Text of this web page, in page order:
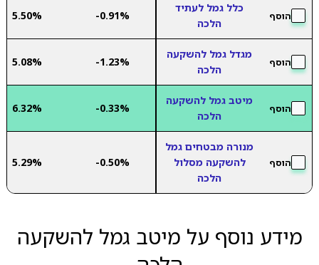
הוסף
כלל גמל לעתיד
הלכה
-0.91%
5.50%
הוסף
מגדל גמל להשקעה
הלכה
-1.23%
5.08%
הוסף
מיטב גמל להשקעה
הלכה
-0.33%
6.32%
הוסף
מנורה מבטחים גמל
להשקעה מסלול
הלכה
-0.50%
5.29%
מידע נוסף על מיטב גמל להשקעה